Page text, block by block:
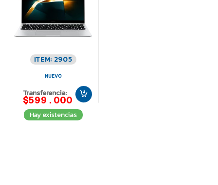
ITEM: 2905
NUEVO
Transferencia:
$599.000
Hay existencias